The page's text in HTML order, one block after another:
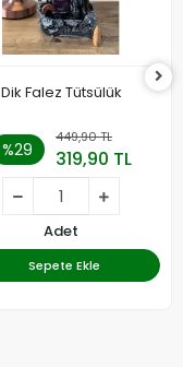
Dik Falez Tütsülük
%29
449,90 TL
319,90 TL
Adet
Sepete Ekle